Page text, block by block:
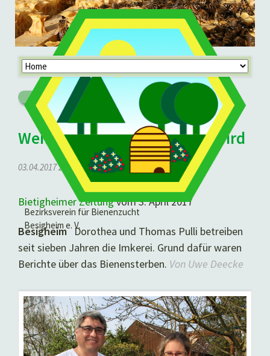
Bezirksverein für Bienenzucht
Besigheim e. V.
Navigation
überspringen
Zurück
Wenn das Summen weniger wird
03.04.2017 22:22 von Bernd Leutert
Bietigheimer Zeitungvom 3. April 2017
BesigheimDorothea und Thomas Pulli betreiben
seit sieben Jahren die Imkerei. Grund dafür waren
Berichte über das Bienensterben. Von Uwe Deecke